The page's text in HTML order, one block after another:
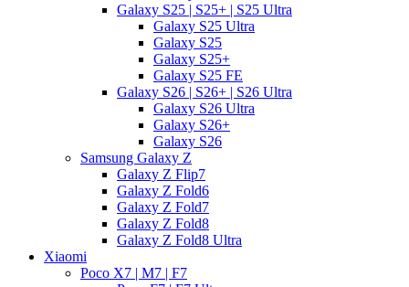
Galaxy S25 | S25+ | S25 Ultra
Galaxy S25 Ultra
Galaxy S25
Galaxy S25+
Galaxy S25 FE
Galaxy S26 | S26+ | S26 Ultra
Galaxy S26 Ultra
Galaxy S26+
Galaxy S26
Samsung Galaxy Z
Galaxy Z Flip7
Galaxy Z Fold6
Galaxy Z Fold7
Galaxy Z Fold8
Galaxy Z Fold8 Ultra
Xiaomi
Poco X7 | M7 | F7